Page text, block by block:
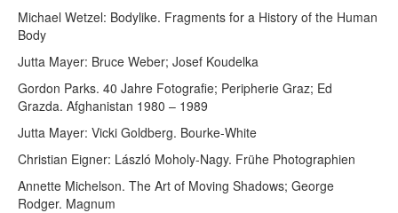
Michael Wetzel: Bodylike. Fragments for a History of the Human
Body
Jutta Mayer: Bruce Weber; Josef Koudelka
Gordon Parks. 40 Jahre Fotografie; Peripherie Graz; Ed
Grazda. Afghanistan 1980 – 1989
Jutta Mayer: Vicki Goldberg. Bourke-White
Christian Eigner: László Moholy-Nagy. Frühe Photographien
Annette Michelson. The Art of Moving Shadows; George
Rodger. Magnum